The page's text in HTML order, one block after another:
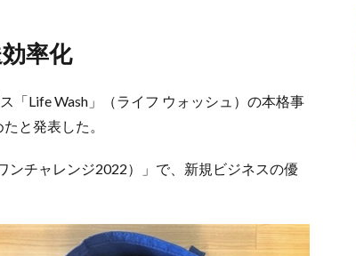
率化
「Life Wash」（ライフ ウォッシュ）の本格事
と発表した。
チャレンジ2022）」で、新規ビジネスの優